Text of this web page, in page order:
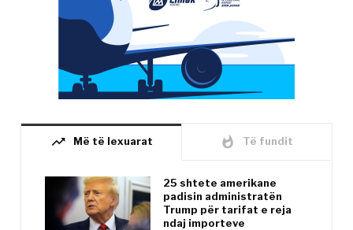
trending_up Më të lexuarat whatshot Të fundit
25 shtete amerikane
padisin administratën
Trump për tarifat e reja
ndaj importeve